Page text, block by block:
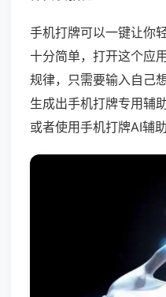
手机打牌可以一键让你
十分简单，打开这个应
规律，只需要输入自己
生成出手机打牌专用辅
或者使用手机打牌AI辅